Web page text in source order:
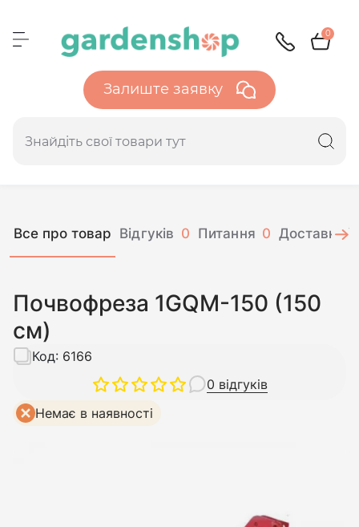
0
Залиште заявку
Все про товар Відгуків 0 Питання 0 Доставка і
Почвофреза 1GQM-150 (150
см)
0 відгуків
Код: 6166
Немає в наявності